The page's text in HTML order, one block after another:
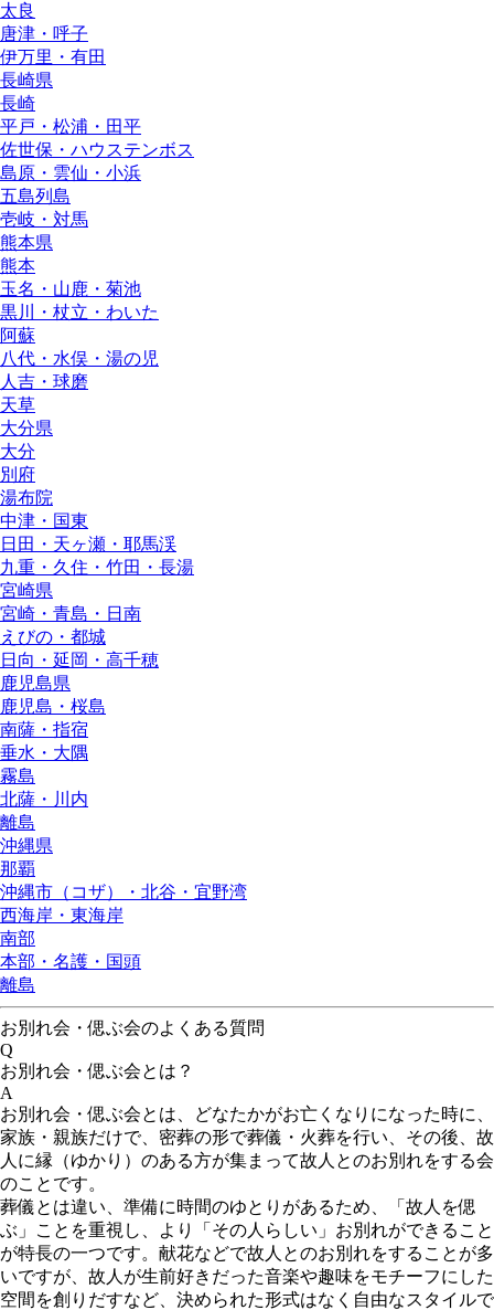
太良
唐津・呼子
伊万里・有田
長崎県
長崎
平戸・松浦・田平
佐世保・ハウステンボス
島原・雲仙・小浜
五島列島
壱岐・対馬
熊本県
熊本
玉名・山鹿・菊池
黒川・杖立・わいた
阿蘇
八代・水俣・湯の児
人吉・球磨
天草
大分県
大分
別府
湯布院
中津・国東
日田・天ヶ瀬・耶馬渓
九重・久住・竹田・長湯
宮崎県
宮崎・青島・日南
えびの・都城
日向・延岡・高千穂
鹿児島県
鹿児島・桜島
南薩・指宿
垂水・大隅
霧島
北薩・川内
離島
沖縄県
那覇
沖縄市（コザ）・北谷・宜野湾
西海岸・東海岸
南部
本部・名護・国頭
離島
お別れ会・偲ぶ会のよくある質問
Q
お別れ会・偲ぶ会とは？
A
お別れ会・偲ぶ会とは、どなたかがお亡くなりになった時に、
家族・親族だけで、密葬の形で葬儀・火葬を行い、その後、故
人に縁（ゆかり）のある方が集まって故人とのお別れをする会
のことです。
葬儀とは違い、準備に時間のゆとりがあるため、「故人を偲
ぶ」ことを重視し、より「その人らしい」お別れができること
が特長の一つです。献花などで故人とのお別れをすることが多
いですが、故人が生前好きだった音楽や趣味をモチーフにした
空間を創りだすなど、決められた形式はなく自由なスタイルで